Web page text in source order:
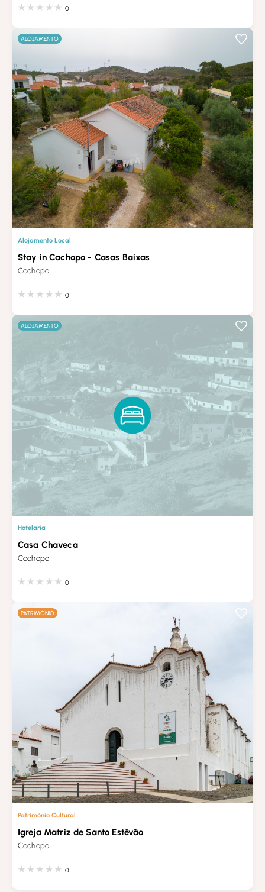
0
ALOJAMENTO
Alojamento Local
Stay in Cachopo - Casas Baixas
Cachopo
0
ALOJAMENTO
Hotelaria
Casa Chaveca
Cachopo
0
PATRIMÓNIO
Património Cultural
Igreja Matriz de Santo Estêvão
Cachopo
0